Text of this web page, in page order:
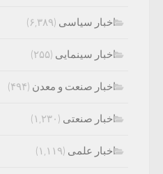
اخبار سیاسی (۶,۳۸۹)
اخبار سینمایی (۲۵۵)
اخبار صنعت و معدن (۴۹۴)
اخبار صنعتی (۱,۲۳۰)
اخبار علمی (۱,۱۱۹)